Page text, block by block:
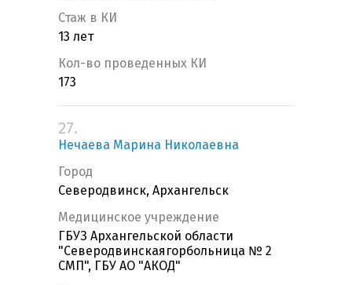
Стаж в КИ
13 лет
Кол-во проведенных КИ
173
27.
Нечаева Марина Николаевна
Город
Северодвинск, Архангельск
Медицинское учреждение
ГБУЗ Архангельской области
"Северодвинскаягорбольница № 2
СМП", ГБУ АО "АКОД"